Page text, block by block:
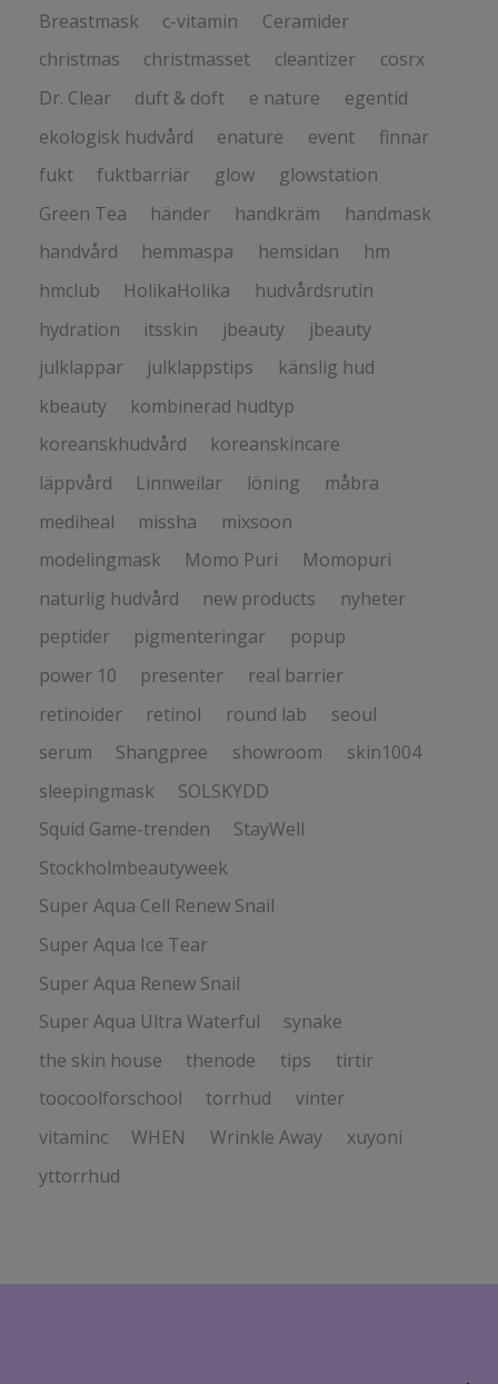
Breastmask
c-vitamin
Ceramider
christmas
christmasset cleantizer
cosrx
Dr. Clear
duft & doft e nature
egentid
ekologisk hudvård
enature event
finnar
fukt
fuktbarriär glow
glowstation
Green Tea
händer handkräm
handmask
handvård
hemmaspa hemsidan
hm
hmclub
HolikaHolika
hudvårdsrutin
hydration
itsskin jbeauty
jbeauty
julklappar
julklappstips
känslig hud
kbeauty
kombinerad hudtyp
koreanskhudvård
koreanskincare
läppvård
Linnweilar löning
måbra
mediheal
missha
mixsoon
modelingmask
Momo Puri
Momopuri
naturlig hudvård
new products
nyheter
peptider
pigmenteringar
popup
power 10
presenter
real barrier
retinoider
retinol round lab
seoul
serum
Shangpree showroom
skin1004
sleepingmask
SOLSKYDD
Squid Game-trenden
StayWell
Stockholmbeautyweek
Super Aqua Cell Renew Snail
Super Aqua Ice Tear
Super Aqua Renew Snail
Super Aqua Ultra Waterful
synake
the skin house
thenode tips
tirtir
toocoolforschool
torrhud
vinter
vitaminc
WHEN Wrinkle Away
xuyoni
yttorrhud